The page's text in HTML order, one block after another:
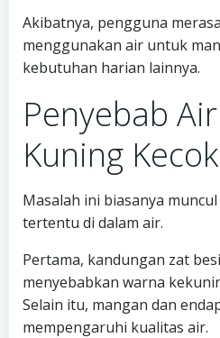
Akibatnya, pengguna
menggunakan air untuk
kebutuhan harian lainnya.
Penyebab
Kuning
Masalah ini biasanya
tertentu di dalam air.
Pertama, kandungan zat
menyebabkan warna
Selain itu, mangan dan
mempengaruhi kualitas air.